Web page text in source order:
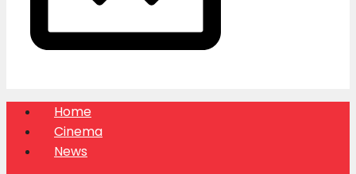
Home
Cinema
News